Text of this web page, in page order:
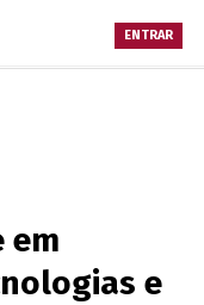
ENTRAR
em
e